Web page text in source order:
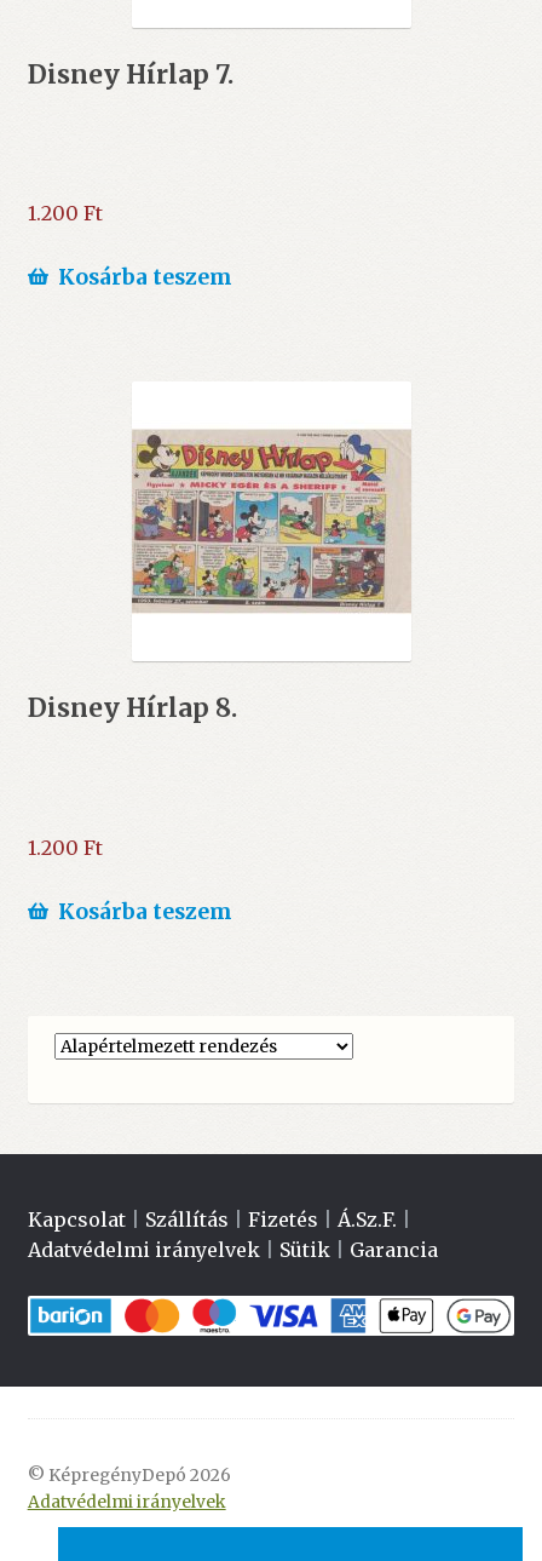
Disney Hírlap 7.
1.200 Ft
Kosárba teszem
Disney Hírlap 8.
1.200 Ft
Kosárba teszem
Kapcsolat| Szállítás Fizetés Á.Sz.F.
Adatvédelmi irányelvek| Sütik| Garancia
© KépregényDepó 2026
Adatvédelmi irányelvek